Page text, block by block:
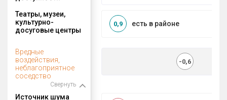
Театры, музеи,
культурно-
досуговые центры
есть в районе
0,9
Вредные
воздействия,
неблагоприятное
соседство
Свернуть
-0,6
Источник шума